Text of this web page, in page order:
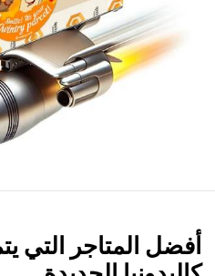
أفضل المتاجر التي